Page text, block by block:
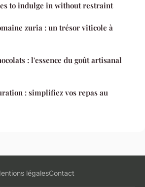
to indulge in without restraint
zuria : un trésor viticole à
: l'essence du goût artisanal
: simplifiez vos repas au
légalesContact